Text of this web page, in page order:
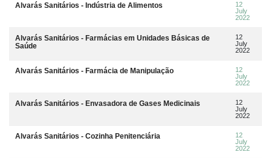
Alvarás Sanitários - Indústria de Alimentos
12
July
2022
Alvarás Sanitários - Farmácias em Unidades Básicas de
Saúde
12
July
2022
Alvarás Sanitários - Farmácia de Manipulação
12
July
2022
Alvarás Sanitários - Envasadora de Gases Medicinais
12
July
2022
Alvarás Sanitários - Cozinha Penitenciária
12
July
2022